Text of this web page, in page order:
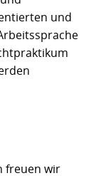
und
freuen wir